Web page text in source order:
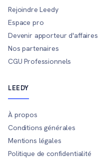
Rejoindre Leedy
Espace pro
Devenir apporteur d'affaires
Nos partenaires
CGU Professionnels
LEEDY
À propos
Conditions générales
Mentions légales
Politique de confidentialité